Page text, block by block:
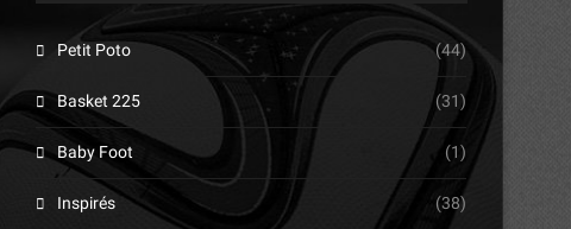
Petit Poto (44)
Basket 225 (31)
Baby Foot (1)
Inspirés (38)